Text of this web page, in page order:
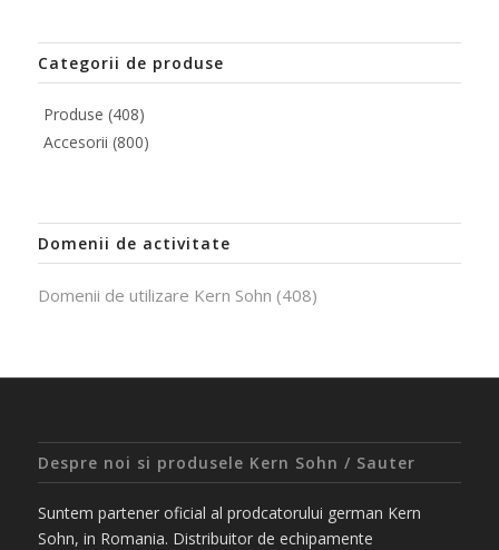
Categorii de produse
Produse (408)
Accesorii (800)
Domenii de activitate
Domenii de utilizare Kern Sohn (408)
Despre noi si produsele Kern Sohn / Sauter
Suntem partener oficial al prodcatorului german Kern
Sohn, in Romania. Distribuitor de echipamente